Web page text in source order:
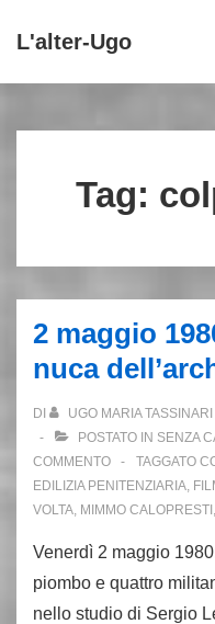
Vai
principale
L'alter-Ugo
principale
Tag:
2 maggio
nuca
DI UGO MARIA TASSINARI
POSTATO IN SENZA
COMMENTO
TAGGATO
EDILIZIA PENITENZIARIA,
VOLTA, MIMMO CALOPRESTI ,
Venerdì 2 maggio
piombo e quattro
nello studio di Sergio